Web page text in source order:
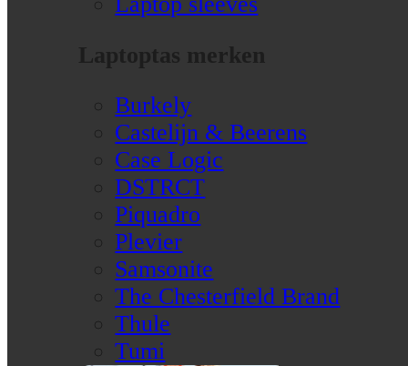
Laptoptas merken
Burkely
Castelijn & Beerens
Case Logic
DSTRCT
Piquadro
Plevier
Samsonite
The Chesterfield Brand
Thule
Tumi